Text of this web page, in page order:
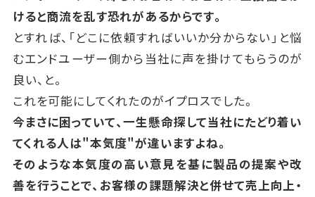
けると商流を乱す恐れがあるからです。
とすれば、「どこに依頼すればいいか分からない」と悩
むエンドユーザー側から当社に声を掛けてもらうのが
良い、と。
これを可能にしてくれたのがイプロスでした。
今まさに困っていて、一生懸命探して当社にたどり着い
てくれる人は"本気度"が違いますよね。
そのような本気度の高い意見を基に製品の提案や改
善を行うことで、 お客様の課題解決と併せて売上向上・